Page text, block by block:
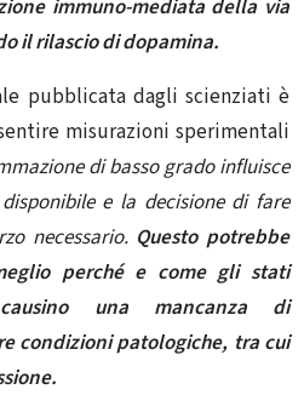
immuno-mediata della via
il rilascio di dopamina.
pubblicata dagli scienziati è
misurazioni sperimentali
di basso grado influisce
e la decisione di fare
necessario.Questo potrebbe
perché e come gli stati
una mancanza di
condizioni patologiche, tra cui